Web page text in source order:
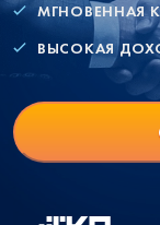
МГНОВЕННАЯ
ВЫСОКАЯ